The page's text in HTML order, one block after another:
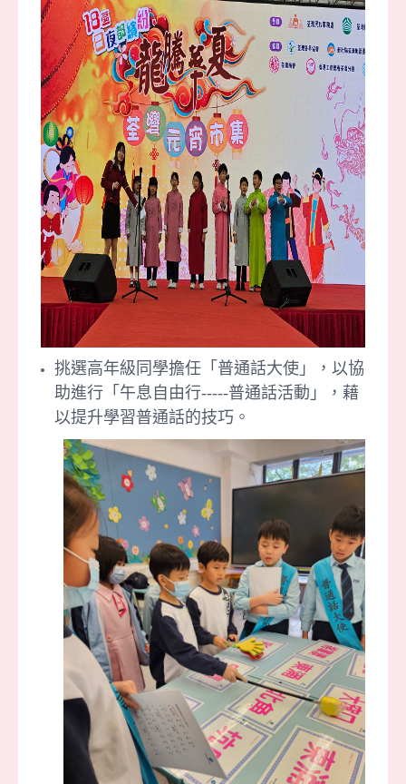
挑選高年級同學擔任「普通話大使」，以協
助進行「午息自由行-----普通話活動」，藉
以提升學習普通話的技巧。